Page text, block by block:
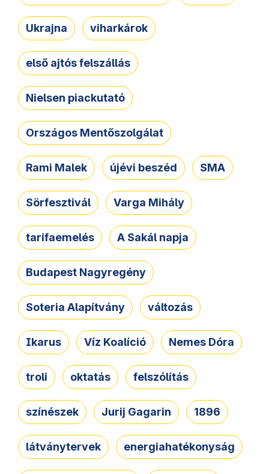
Ukrajna viharkárok
első ajtós felszállás
Nielsen piackutató
Országos Mentőszolgálat
Rami Malek újévi beszéd SMA
Sörfesztivál Varga Mihály
tarifaemelés A Sakál napja
Budapest Nagyregény
Soteria Alapítvány változás
Ikarus Víz Koalíció Nemes Dóra
troli oktatás felszólítás
színészek Jurij Gagarin 1896
látványtervek energiahatékonyság